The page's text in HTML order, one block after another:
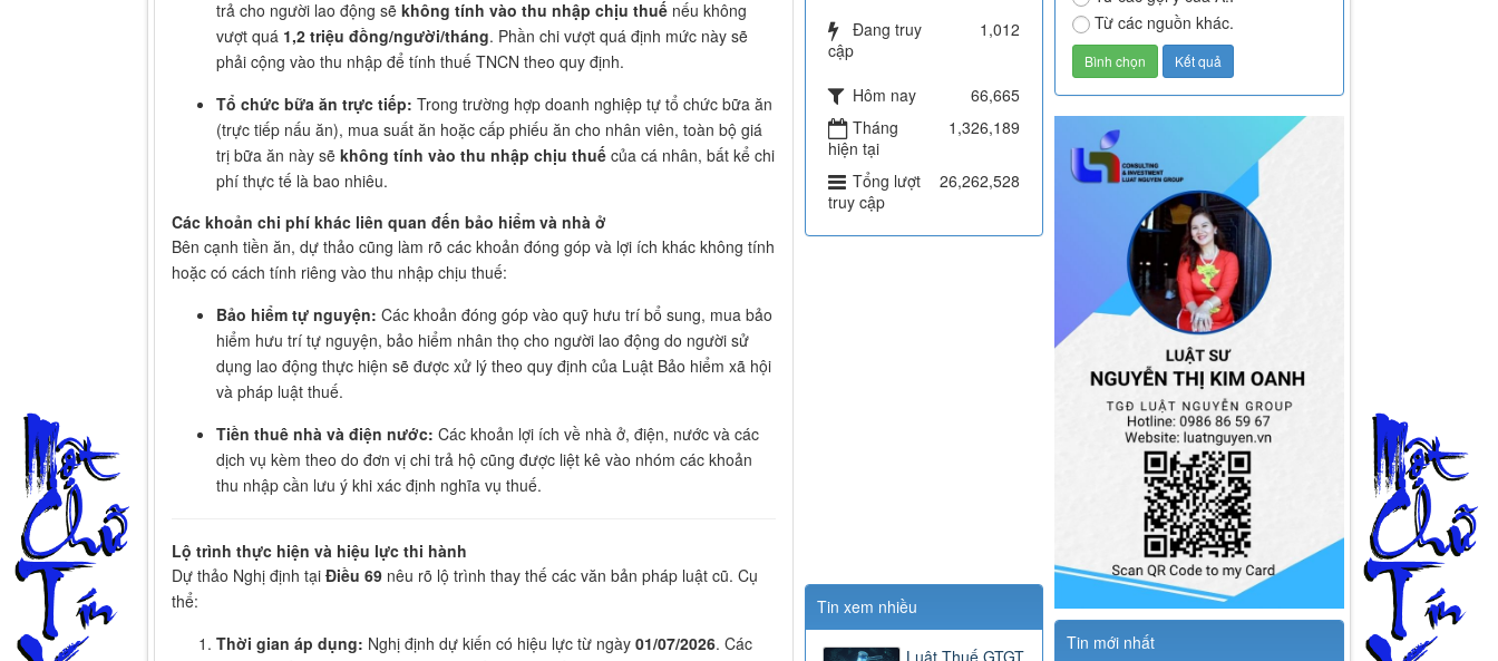
trả cho người lao động sẽ không tính vào thu nhập chịu thuế nếu không
vượt quá 1,2 triệu đồng/người/tháng. Phần chi vượt quá định mức này sẽ
phải cộng vào thu nhập để tính thuế TNCN theo quy định.
Tổ chức bữa ăn trực tiếp: Trong trường hợp doanh nghiệp tự tổ chức bữa ăn
(trực tiếp nấu ăn), mua suất ăn hoặc cấp phiếu ăn cho nhân viên, toàn bộ giá
trị bữa ăn này sẽ không tính vào thu nhập chịu thuế của cá nhân, bất kể chi
phí thực tế là bao nhiêu.
Các khoản chi phí khác liên quan đến bảo hiểm và nhà ở
Bên cạnh tiền ăn, dự thảo cũng làm rõ các khoản đóng góp và lợi ích khác không tính
hoặc có cách tính riêng vào thu nhập chịu thuế:
Bảo hiểm tự nguyện: Các khoản đóng góp vào quỹ hưu trí bổ sung, mua bảo
hiểm hưu trí tự nguyện, bảo hiểm nhân thọ cho người lao động do người sử
dụng lao động thực hiện sẽ được xử lý theo quy định của Luật Bảo hiểm xã hội
và pháp luật thuế.
Tiền thuê nhà và điện nước: Các khoản lợi ích về nhà ở, điện, nước và các
dịch vụ kèm theo do đơn vị chi trả hộ cũng được liệt kê vào nhóm các khoản
thu nhập cần lưu ý khi xác định nghĩa vụ thuế.
Lộ trình thực hiện và hiệu lực thi hành
Dự thảo Nghị định tại Điều 69 nêu rõ lộ trình thay thế các văn bản pháp luật cũ. Cụ
thể:
Thời gian áp dụng: Nghị định dự kiến có hiệu lực từ ngày 01/07/2026. Các
Từ các nguồn khác.
Tin mới nhất
Đang truy
cập
1,012
Hôm nay
66,665
Tháng
hiện tại
1,326,189
Tổng lượt
truy cập
26,262,528
Tin xem nhiều